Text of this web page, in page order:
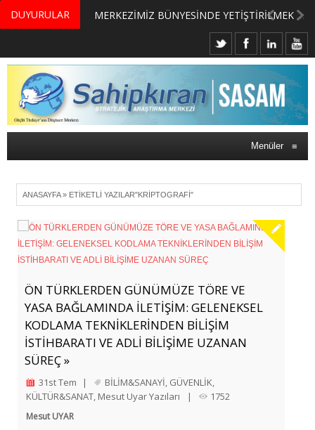
DUYURULAR MERKEZİMİZ BÜNYESİNDE YETİŞTİRİLMEK ÜZERE GÖNÜLLÜ ÜLKE MASASI UZMANI VE UZMAN ADAYLARI ARIYORUZ
Menüler ≡
ANASAYFA» ETIKETLI YAZILAR"KRIPTOGRAFI"
ÖN TÜRKLERDEN GÜNÜMÜZE TÖRE VE
YASA BAĞLAMINDA İLETİŞİM: GELENEKSEL
KODLAMA TEKNİKLERİNDEN BİLİŞİM
İSTİHBARATI VE ADLİ BİLİŞİME UZANAN
SÜREÇ »
31st Tem | BİLİM&SANAYİ GÜVENLİK
KÜLTÜR&SANAT Mesut Uyar Yazıları | 1752
Mesut UYAR